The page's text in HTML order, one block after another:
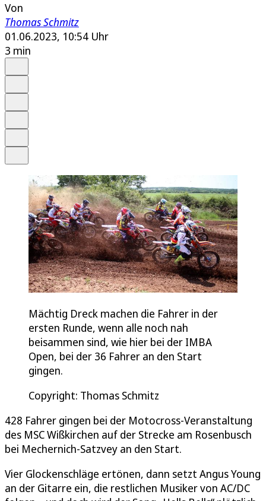
Von
Thomas Schmitz
01.06.2023, 10:54 Uhr
3 min
Mächtig Dreck machen die Fahrer in der
ersten Runde, wenn alle noch nah
beisammen sind, wie hier bei der IMBA
Open, bei der 36 Fahrer an den Start
gingen.
Copyright: Thomas Schmitz
428 Fahrer gingen bei der Motocross-Veranstaltung
des MSC Wißkirchen auf der Strecke am Rosenbusch
bei Mechernich-Satzvey an den Start.
Vier Glockenschläge ertönen, dann setzt Angus Young
an der Gitarre ein, die restlichen Musiker von AC/DC